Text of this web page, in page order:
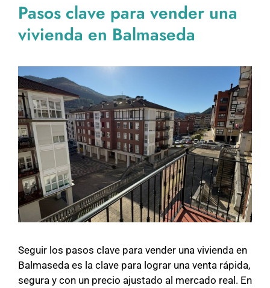
Pasos clave para vender una
vivienda en Balmaseda
Seguir los pasos clave para vender una vivienda en
Balmaseda es la clave para lograr una venta rápida,
segura y con un precio ajustado al mercado real. En